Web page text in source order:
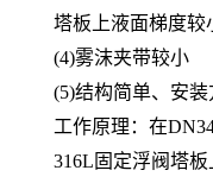
塔板上液面梯度较
(4)雾沫夹带较小
(5)结构简单、安装
工作原理：在
316L固定浮阀塔